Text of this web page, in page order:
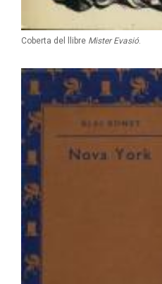
Coberta del llibre Mister Evasió.